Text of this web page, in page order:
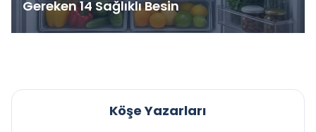
Gereken 14 Sağlıklı Besin
Köşe Yazarları